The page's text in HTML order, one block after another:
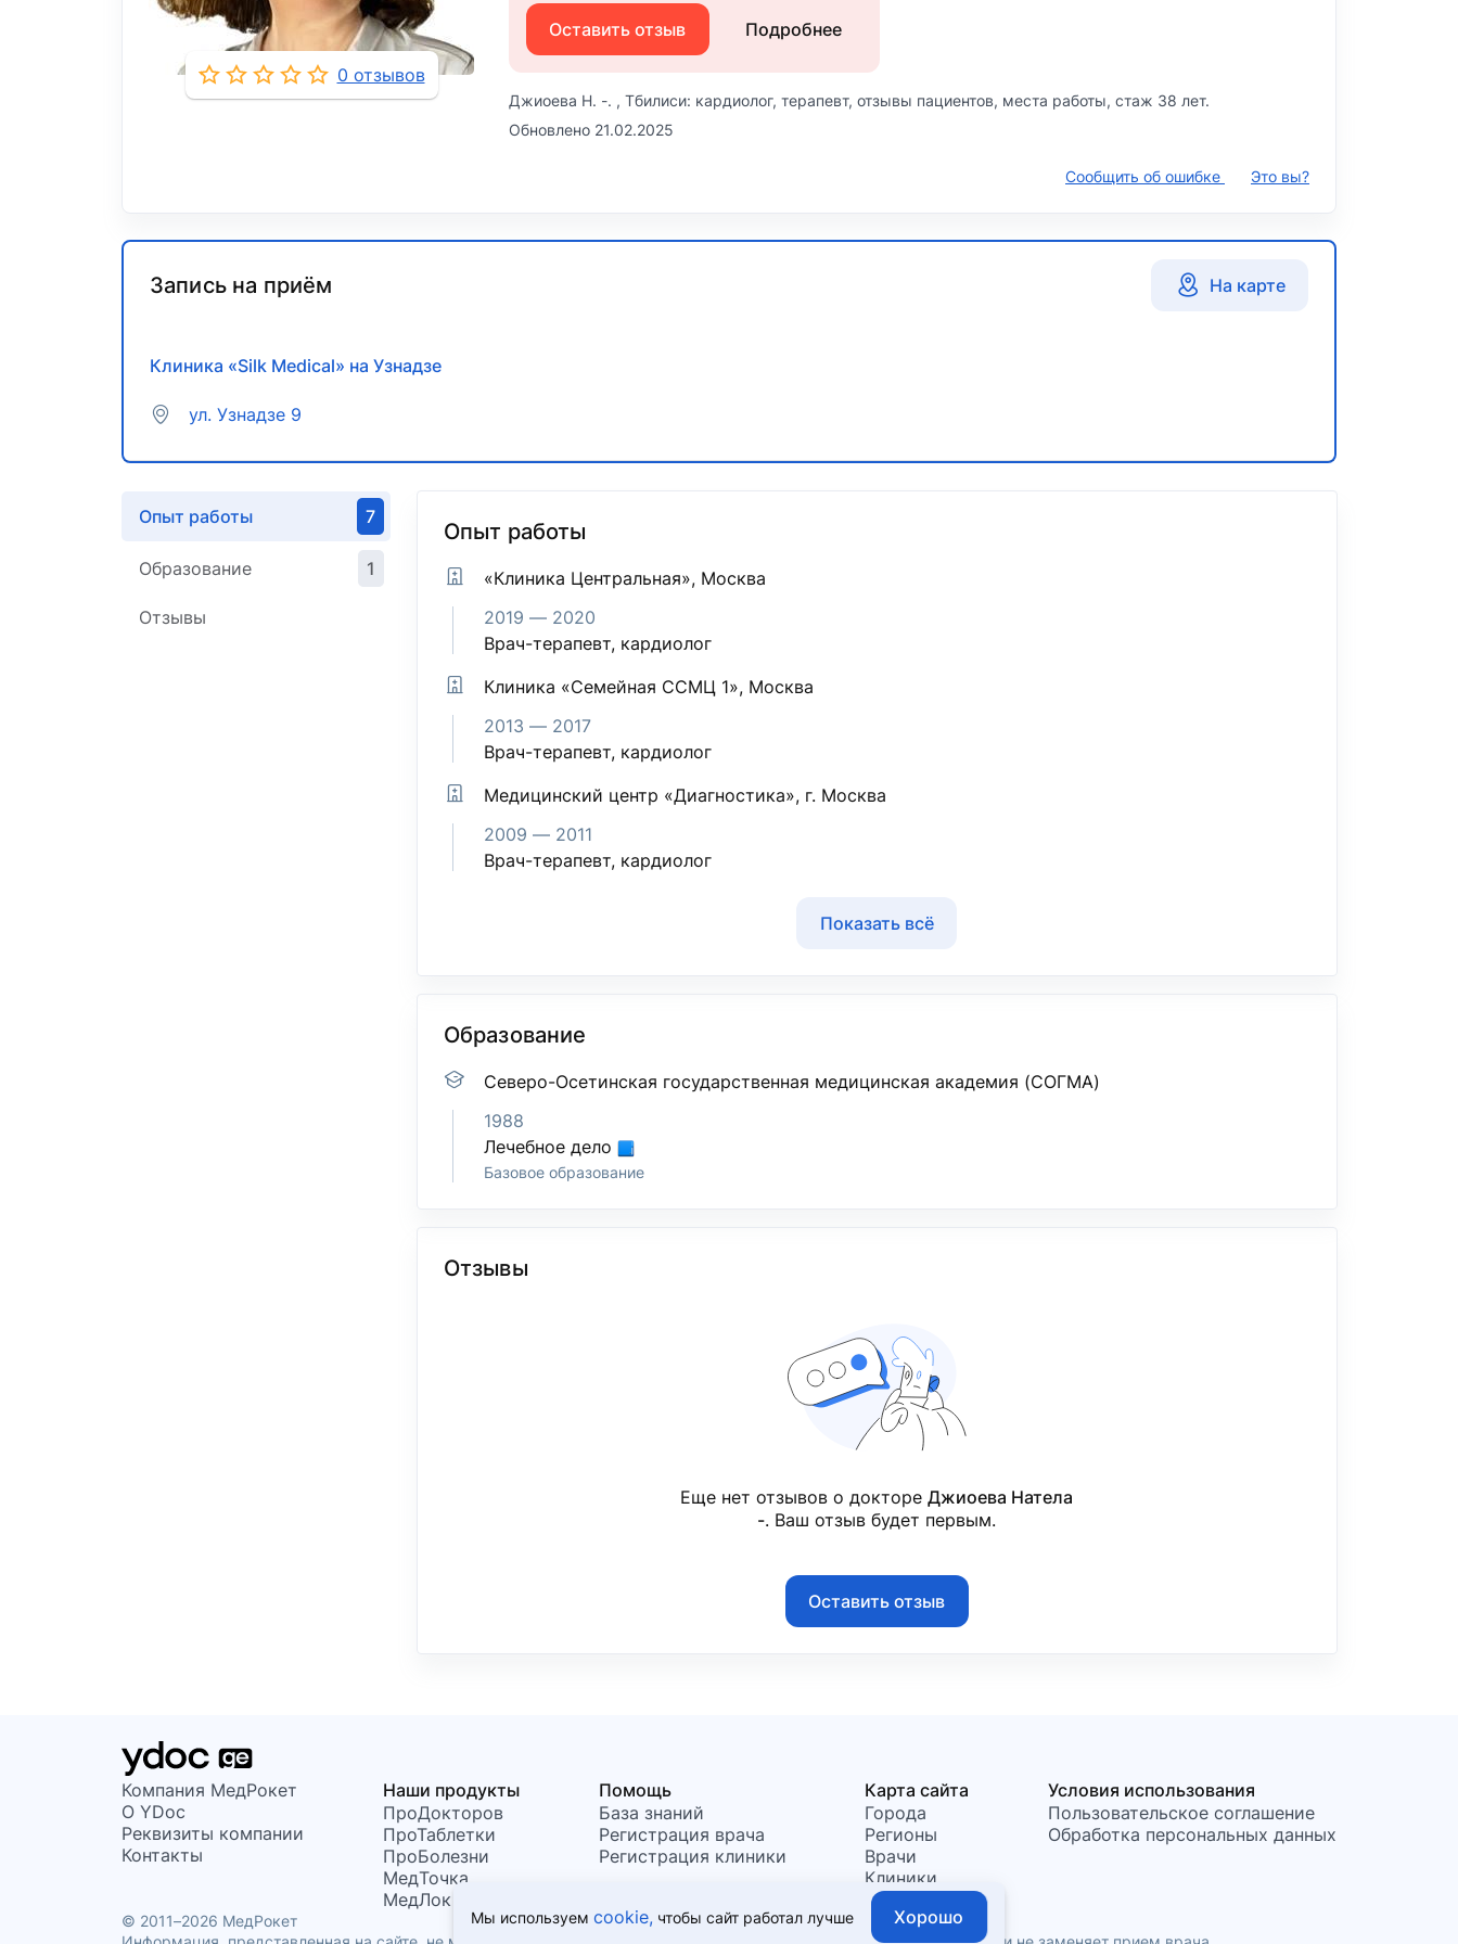
Мы используемcookie, чтобы сайт работал лучше Хорошо
0 отзывов
Оставить отзыв Подробнее
Джиоева Н. -. , Тбилиси: кардиолог, терапевт, отзывы пациентов, места работы, стаж 38 лет.
Обновлено 21.02.2025
Сообщить об ошибке Это вы?
Запись на приём На карте
Клиника «Silk Medical» на Узнадзе
ул. Узнадзе 9
Опыт работы 7
Образование 1
Отзывы
Опыт работы
«Клиника Центральная», Москва
2019 — 2020
Врач-терапевт, кардиолог
Клиника «Семейная ССМЦ 1», Москва
2013 — 2017
Врач-терапевт, кардиолог
Медицинский центр «Диагностика», г. Москва
2009 — 2011
Врач-терапевт, кардиолог
Показать всё
Образование
Северо-Осетинская государственная медицинская академия (СОГМА)
1988
Лечебное дело
Базовое образование
Отзывы
Еще нет отзывов о доктореДжиоева Натела
-. Ваш отзыв будет первым.
Оставить отзыв
Компания МедРокет
О YDoc
Реквизиты компании
Контакты
Наши продукты
ПроДокторов
ПроТаблетки
ПроБолезни
МедТочка
МедЛок
Помощь
База знаний
Регистрация врача
Регистрация клиники
Карта сайта
Города
Регионы
Врачи
Клиники
Условия использования
Пользовательское соглашение
Обработка персональных данных
© 2011–2026 МедРокет